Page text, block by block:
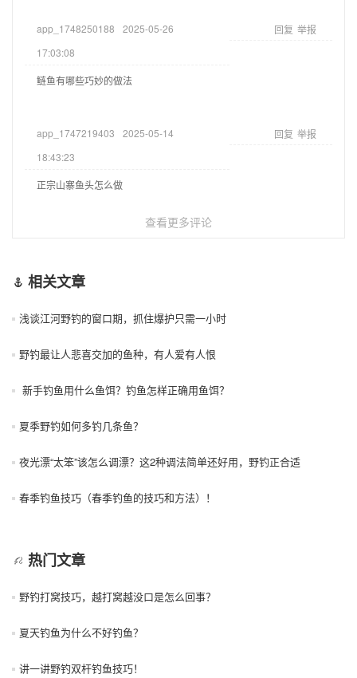
app_1748250188
2025-05-26
17:03:08
回复 举报
鲢鱼有哪些巧妙的做法
app_1747219403
2025-05-14
18:43:23
回复 举报
正宗山寨鱼头怎么做
查看更多评论
相关文章
浅谈江河野钓的窗口期，抓住爆护只需一小时
野钓最让人悲喜交加的鱼种，有人爱有人恨
新手钓鱼用什么鱼饵？钓鱼怎样正确用鱼饵？
夏季野钓如何多钓几条鱼？
夜光漂“太笨”该怎么调漂？这2种调法简单还好用，野钓正合适
春季钓鱼技巧（春季钓鱼的技巧和方法）！
热门文章
野钓打窝技巧，越打窝越没口是怎么回事？
夏天钓鱼为什么不好钓鱼？
讲一讲野钓双杆钓鱼技巧！